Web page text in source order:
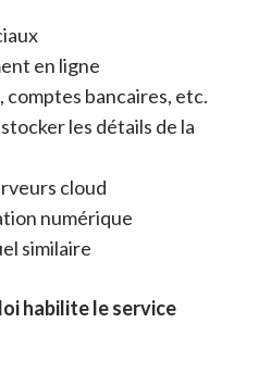
en ligne
bancaires, etc.
les détails de la
cloud
numérique
similaire
habilite le service